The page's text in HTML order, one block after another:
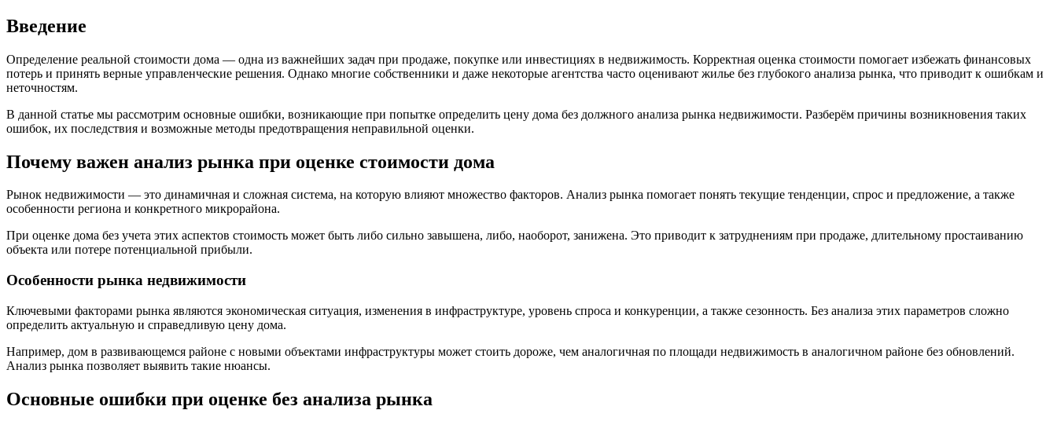
Введение
Определение реальной стоимости дома — одна из важнейших задач при продаже, покупке или инвестициях в недвижимость. Корректная оценка стоимости помогает избежать финансовых
потерь и принять верные управленческие решения. Однако многие собственники и даже некоторые агентства часто оценивают жилье без глубокого анализа рынка, что приводит к ошибкам и
неточностям.
В данной статье мы рассмотрим основные ошибки, возникающие при попытке определить цену дома без должного анализа рынка недвижимости. Разберём причины возникновения таких
ошибок, их последствия и возможные методы предотвращения неправильной оценки.
Почему важен анализ рынка при оценке стоимости дома
Рынок недвижимости — это динамичная и сложная система, на которую влияют множество факторов. Анализ рынка помогает понять текущие тенденции, спрос и предложение, а также
особенности региона и конкретного микрорайона.
При оценке дома без учета этих аспектов стоимость может быть либо сильно завышена, либо, наоборот, занижена. Это приводит к затруднениям при продаже, длительному простаиванию
объекта или потере потенциальной прибыли.
Особенности рынка недвижимости
Ключевыми факторами рынка являются экономическая ситуация, изменения в инфраструктуре, уровень спроса и конкуренции, а также сезонность. Без анализа этих параметров сложно
определить актуальную и справедливую цену дома.
Например, дом в развивающемся районе с новыми объектами инфраструктуры может стоить дороже, чем аналогичная по площади недвижимость в аналогичном районе без обновлений.
Анализ рынка позволяет выявить такие нюансы.
Основные ошибки при оценке без анализа рынка